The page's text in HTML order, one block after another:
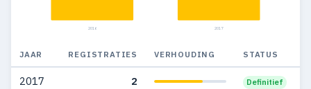
2016 2017
JAAR REGISTRATIES VERHOUDING STATUS
2017 2 Definitief